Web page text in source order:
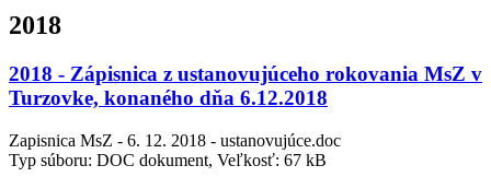
2018
2018 - Zápisnica z ustanovujúceho rokovania MsZ v
Turzovke, konaného dňa 6.12.2018
Zapisnica MsZ - 6. 12. 2018 - ustanovujúce.doc
Typ súboru: DOC dokument, Veľkosť: 67 kB